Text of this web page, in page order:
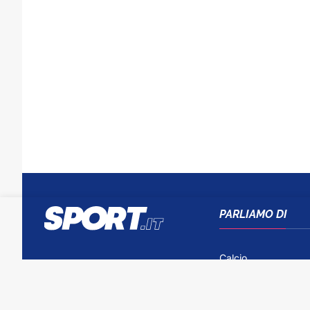
PARLIAMO DI
Calcio